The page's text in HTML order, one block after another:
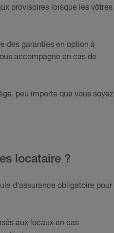
provisoires lorsque les vôtres
des garanties en option à
accompagne en cas de
peu importe que vous soyez
locataire ?
d'assurance obligatoire pour
aux locaux en cas